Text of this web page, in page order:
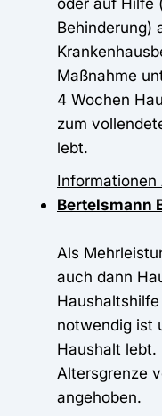
Behinderung)
Maßnahme
4 Wochen
zum
lebt.
Informationen
Bertelsmann
Als
auch dann
notwendig ist
Haushalt lebt.
Altersgrenze
angehoben.